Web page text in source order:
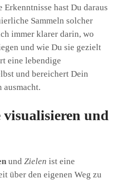
Erkenntnisse hast Du daraus
Sammeln solcher
immer klarer darin, wo
und wie Du sie gezielt
eine lebendige
und bereichert Dein
ausmacht.
und
und Zielen ist eine
über den eigenen Weg zu